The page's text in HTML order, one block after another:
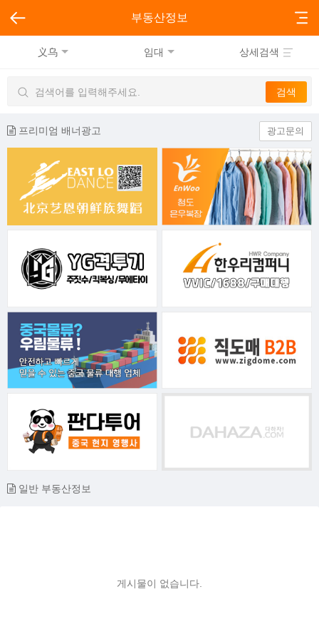
부동산정보
义乌 임대 상세검색
프리미엄 배너광고 광고문의
일반 부동산정보
게시물이 없습니다.